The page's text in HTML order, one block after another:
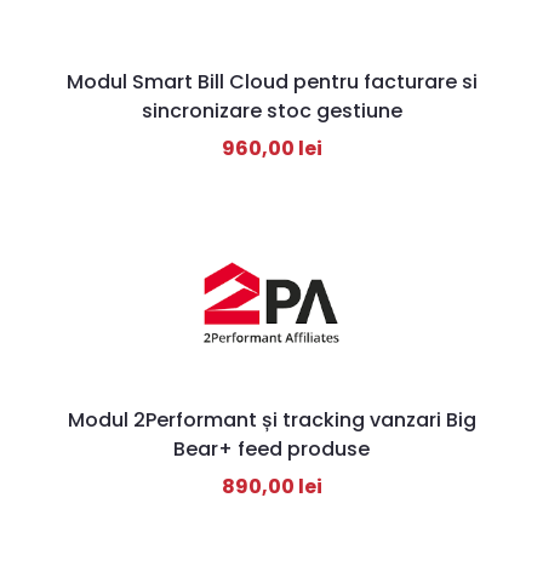
Modul Smart Bill Cloud pentru facturare si
sincronizare stoc gestiune
960,00 lei
Modul 2Performant și tracking vanzari Big
Bear+ feed produse
890,00 lei